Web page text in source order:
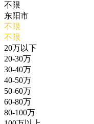
不限
东阳市
不限
不限
20万以下
20-30万
30-40万
40-50万
50-60万
60-80万
80-100万